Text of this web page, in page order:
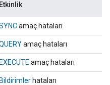
Etkinlik
amaç hataları
amaç hataları
EXECUTE amaç hataları
Bildirimler hataları